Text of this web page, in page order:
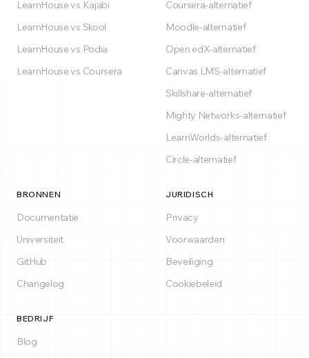
LearnHouse vs Kajabi
LearnHouse vs Skool
LearnHouse vs Podia
LearnHouse vs Coursera
Coursera-alternatief
Moodle-alternatief
Open edX-alternatief
Canvas LMS-alternatief
Skillshare-alternatief
Mighty Networks-alternatief
LearnWorlds-alternatief
Circle-alternatief
BRONNEN
Documentatie
Universiteit
GitHub
Changelog
JURIDISCH
Privacy
Voorwaarden
Beveiliging
Cookiebeleid
BEDRIJF
Blog